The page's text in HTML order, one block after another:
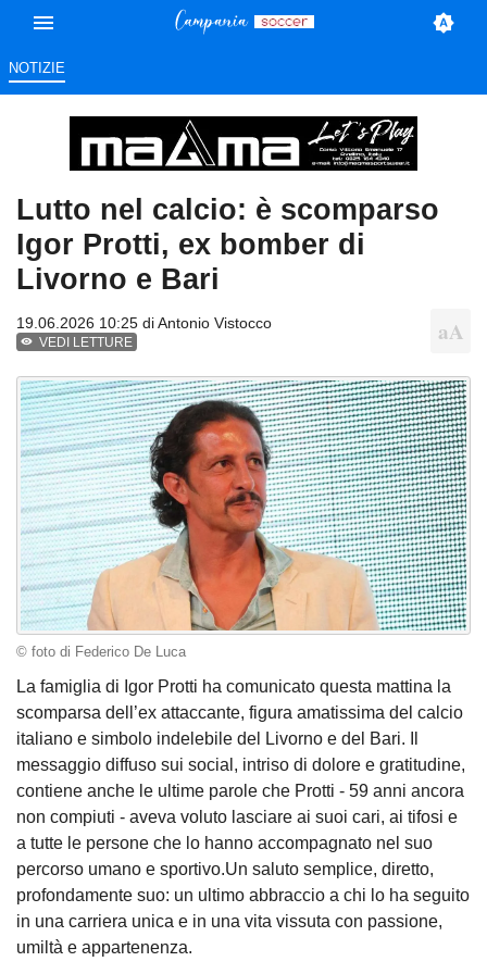
NOTIZIE
Lutto nel calcio: è scomparso
Igor Protti, ex bomber di
Livorno e Bari
19.06.2026 10:25 diAntonio Vistocco
VEDI LETTURE
© foto di Federico De Luca
La famiglia di Igor Protti ha comunicato questa mattina la
scomparsa dell’ex attaccante, figura amatissima del calcio
italiano e simbolo indelebile del Livorno e del Bari. Il
messaggio diffuso sui social, intriso di dolore e gratitudine,
contiene anche le ultime parole che Protti - 59 anni ancora
non compiuti - aveva voluto lasciare ai suoi cari, ai tifosi e
a tutte le persone che lo hanno accompagnato nel suo
percorso umano e sportivo.Un saluto semplice, diretto,
profondamente suo: un ultimo abbraccio a chi lo ha seguito
in una carriera unica e in una vita vissuta con passione,
umiltà e appartenenza.